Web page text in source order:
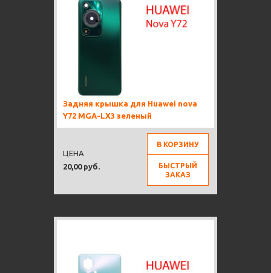
Задняя крышка для Huawei nova
Y72 MGA-LX3 зеленый
20,00 руб.
ЦЕНА
В КОРЗИНУ
БЫСТРЫЙ
ЗАКАЗ